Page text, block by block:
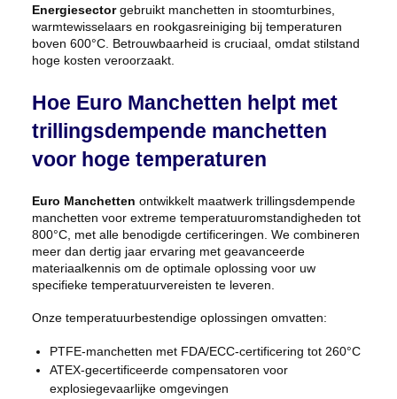
Energiesectorgebruikt manchetten in stoomturbines,
warmtewisselaars en rookgasreiniging bij temperaturen
boven 600°C. Betrouwbaarheid is cruciaal, omdat stilstand
hoge kosten veroorzaakt.
Hoe Euro Manchetten helpt met
trillingsdempende manchetten
voor hoge temperaturen
Euro Manchetten ontwikkelt maatwerk trillingsdempende
manchetten voor extreme temperatuuromstandigheden tot
800°C, met alle benodigde certificeringen. We combineren
meer dan dertig jaar ervaring met geavanceerde
materiaalkennis om de optimale oplossing voor uw
specifieke temperatuurvereisten te leveren.
Onze temperatuurbestendige oplossingen omvatten:
PTFE-manchetten met FDA/ECC-certificering tot 260°C
ATEX-gecertificeerde compensatoren voor
explosiegevaarlijke omgevingen